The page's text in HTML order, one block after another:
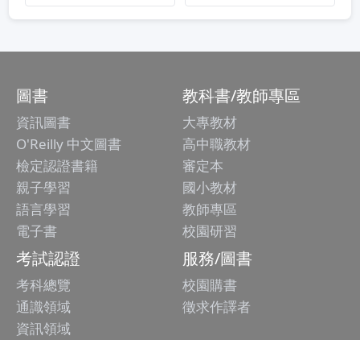
圖書
資訊圖書
O'Reilly 中文圖書
檢定認證書籍
親子學習
語言學習
電子書
教科書/教師專區
大專教材
高中職教材
審定本
國小教材
教師專區
校園研習
考試認證
考科總覽
通識領域
資訊領域
服務/圖書
校園購書
徵求作譯者